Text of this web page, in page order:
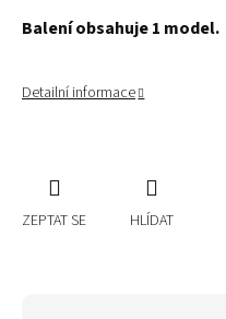
Balení obsahuje 1 model.
Detailní informace
ZEPTAT SE HLÍDAT